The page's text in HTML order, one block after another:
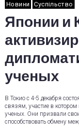
Новини Суспільство
Японии и
ученых
В Токио с 4-5 декабря
связям, участие в
ученых. Они призвали
способствовать обмену